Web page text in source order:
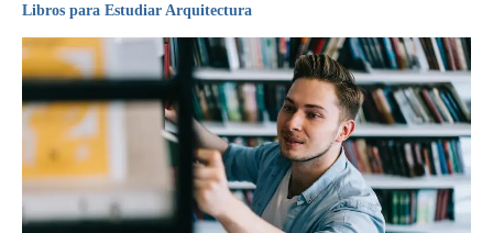
Libros para Estudiar Arquitectura